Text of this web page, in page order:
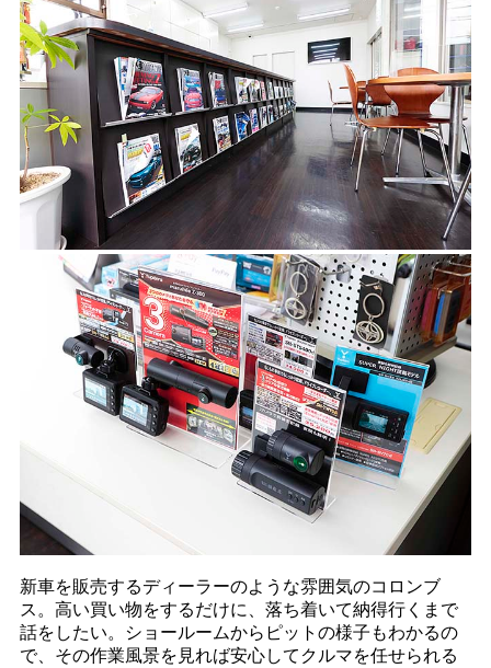
新車を販売するディーラーのような雰囲気のコロンブ
ス。高い買い物をするだけに、落ち着いて納得行くまで
話をしたい。ショールームからピットの様子もわかるの
で、その作業風景を見れば安心してクルマを任せられる